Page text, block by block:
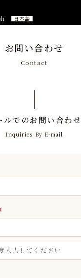
日本語
お問い合わせ
Contact
ルでのお問い合わせ
Inquiries By E-mail